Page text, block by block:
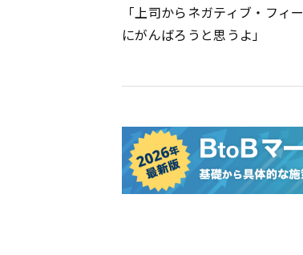
「上司からネガティブ・フ
にがんばろうと思うよ」